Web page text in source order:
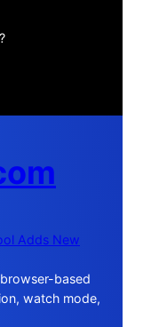
Adds New
based
watch mode,